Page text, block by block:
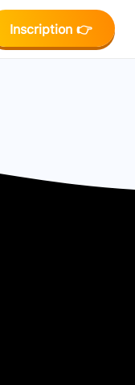
Inscription 👉